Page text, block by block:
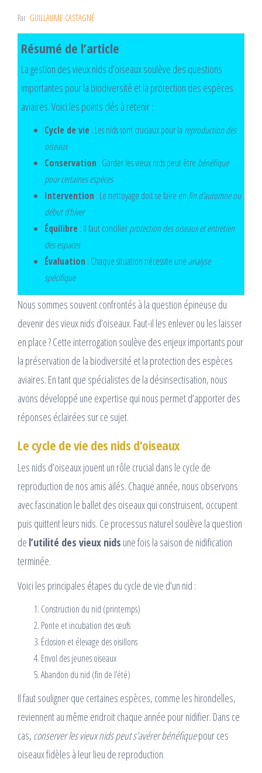
Par GUILLAUME CASTAGNÉ
Résumé de l’article
La gestion des vieux nids d’oiseaux soulève des questions
importantes pour la biodiversité et la protection des espèces
aviaires. Voici les points clés à retenir :
Cycle de vie : Les nids sont cruciaux pour la reproduction des
oiseaux
Conservation : Garder les vieux nids peut être bénéfique
pour certaines espèces
Intervention : Le nettoyage doit se faire en fin d’automne ou
début d’hiver
Équilibre : Il faut concilierprotection des oiseaux et entretien
des espaces
Évaluation : Chaque situation nécessite une analyse
spécifique
Nous sommes souvent confrontés à la question épineuse du
devenir des vieux nids d’oiseaux. Faut-il les enlever ou les laisser
en place ? Cette interrogation soulève des enjeux importants pour
la préservation de la biodiversité et la protection des espèces
aviaires. En tant que spécialistes de la désinsectisation, nous
avons développé une expertise qui nous permet d’apporter des
réponses éclairées sur ce sujet.
Le cycle de vie des nids d’oiseaux
Les nids d’oiseaux jouent un rôle crucial dans le cycle de
reproduction de nos amis ailés. Chaque année, nous observons
avec fascination le ballet des oiseaux qui construisent, occupent
puis quittent leurs nids. Ce processus naturel soulève la question
de l’utilité des vieux nids une fois la saison de nidification
terminée.
Voici les principales étapes du cycle de vie d’un nid :
Construction du nid (printemps)
Ponte et incubation des œufs
Éclosion et élevage des oisillons
Envol des jeunes oiseaux
Abandon du nid (fin de l’été)
Il faut souligner que certaines espèces, comme les hirondelles,
reviennent au même endroit chaque année pour nidifier. Dans ce
cas, conserver les vieux nids peut s’avérer bénéfiquepour ces
oiseaux fidèles à leur lieu de reproduction.